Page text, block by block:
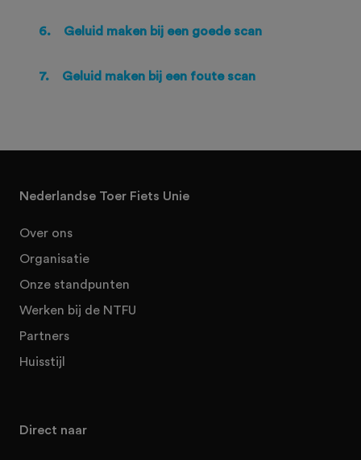
6. Geluid maken bij een goede scan
7. Geluid maken bij een foute scan
Nederlandse Toer Fiets Unie
Over ons
Organisatie
Onze standpunten
Werken bij de NTFU
Partners
Huisstijl
Direct naar